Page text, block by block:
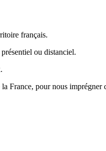
français.
ou distanciel.
France, pour nous